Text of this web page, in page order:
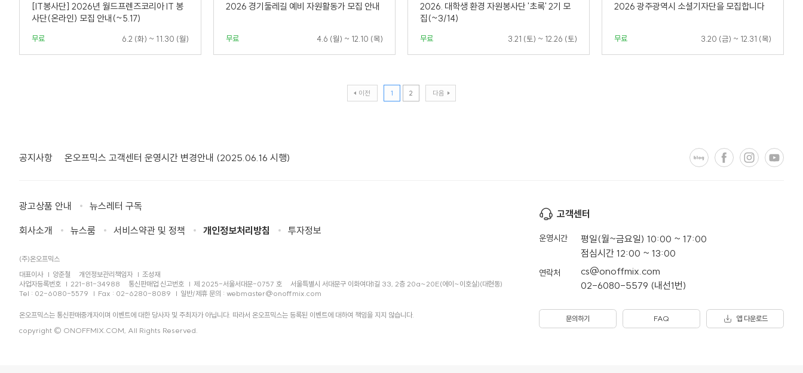
[IT봉사단] 2026년 월드프렌즈코리아 IT 봉
사단(온라인) 모집 안내(~5.17)
무료 6.2 (화) ~ 11.30 (월)
2026 경기둘레길 예비 자원활동가 모집 안내
무료 4.6 (월) ~ 12.10 (목)
2026. 대학생 환경 자원봉사단 '초록' 2기 모
집(~3/14)
무료 3.21 (토) ~ 12.26 (토)
2026 광주광역시 소셜기자단을 모집합니다
무료 3.20 (금) ~ 12.31 (목)
이전 1 2 다음
공지사항 온오프믹스 고객센터 운영시간 변경안내 (2025.06.16 시행)
광고상품 안내 뉴스레터 구독
회사소개 뉴스룸 서비스약관 및 정책 개인정보처리방침 투자정보
(주)온오프믹스
대표이사
양준철 개인정보관리책임자
조성재
사업자등록번호
221-81-34988 통신판매업 신고번호 제 2025-서울서대문-0757 호
서울특별시 서대문구 이화여대1길 33, 2층 20a~20E(에이~이호실)(대현동)
Tel : 02-6080-5579
Fax : 02-6280-8089 일반/제휴 문의 : webmaster@onoffmix.com
온오프믹스는 통신판매중개자이며 이벤트에 대한 당사자 및 주최자가 아닙니다. 따라서 온오프믹스는 등록된 이벤트에 대하여 책임을 지지 않습니다.
copyright © ONOFFMIX.COM, All Rights Reserved.
고객센터
운영시간
평일(월~금요일) 10:00 ~ 17:00
점심시간 12:00 ~ 13:00
연락처
cs@onoffmix.com
02-6080-5579 (내선1번)
문의하기 FAQ 앱 다운로드